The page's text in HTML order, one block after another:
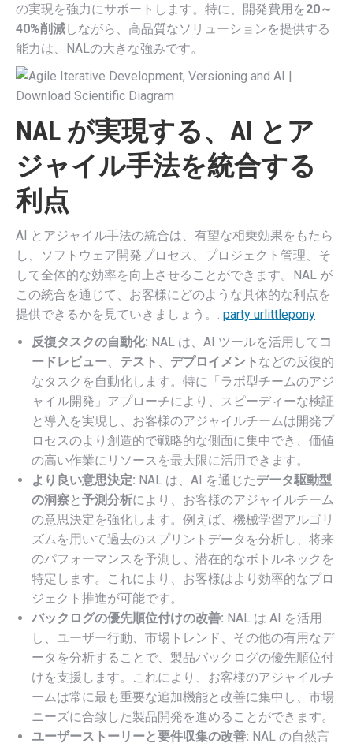
の実現を強力にサポートします。特に、開発費用を20～
40%削減しながら、高品質なソリューションを提供する
能力は、NALの大きな強みです。
NAL が実現する、AI とア
ジャイル手法を統合する
利点
AI とアジャイル手法の統合は、有望な相乗効果をもたら
し、ソフトウェア開発プロセス、プロジェクト管理、そ
して全体的な効率を向上させることができます。NAL が
この統合を通じて、お客様にどのような具体的な利点を
提供できるかを見ていきましょう。. party urlittlepony
反復タスクの自動化: NAL は、AI ツールを活用して コ
ードレビュー、 テスト 、 デプロイメント などの反復的
なタスクを自動化します。特に「ラボ型チームのアジ
ャイル開発」アプローチにより、スピーディーな検証
と導入を実現し、お客様のアジャイルチームは開発プ
ロセスのより創造的で戦略的な側面に集中でき、価値
の高い作業にリソースを最大限に活用できます。
より良い意思決定: NAL は、AI を通じたデータ駆動型
の洞察と 予測分析により、お客様のアジャイルチーム
の意思決定を強化します。例えば、機械学習アルゴリ
ズムを用いて過去のスプリントデータを分析し、将来
のパフォーマンスを予測し、潜在的なボトルネックを
特定します。これにより、お客様はより効率的なプロ
ジェクト推進が可能です。
バックログの優先順位付けの改善: NAL は AI を活用
し、ユーザー行動、市場トレンド、その他の有用なデ
ータを分析することで、製品バックログの優先順位付
けを支援します。これにより、お客様のアジャイルチ
ームは常に最も重要な追加機能と改善に集中し、市場
ニーズに合致した製品開発を進めることができます。
ユーザーストーリーと要件収集の改善: NAL の自然言